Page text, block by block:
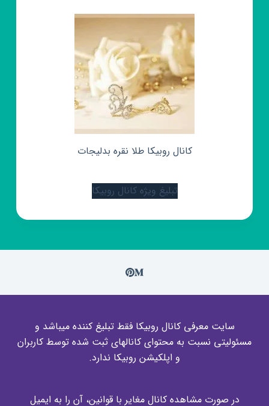
کانال روبیکا طلا نقره بدلیجات
تبلیغ ویژه کانال روبیکا
سایت معرفی کانال روبیکا فقط تبلیغ کننده میباشد و
مسئولیتی نسبت به محتوای کانالهای ثبت شده توسط کاربران
و اپلکیشن روبیکا ندارد.
در صورت مشاهده کانال مغایر با قوانین، آن را به ایمیل